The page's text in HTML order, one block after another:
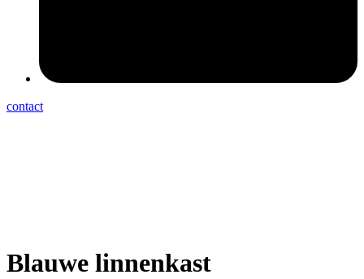
contact
Blauwe linnenkast